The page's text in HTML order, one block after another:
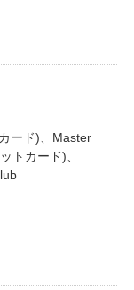
ード)、Master
トカード)、